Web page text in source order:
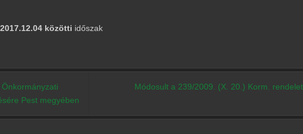
közötti időszak
Pest megyében
Módosult a 239/2009. (X. 20.) Korm.